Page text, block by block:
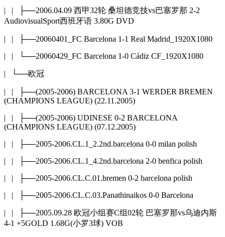
| | ├──2006.04.09 西甲32轮 桑坦德竞技vs巴塞罗那 2-2
AudiovisualSport西班牙语 3.80G DVD
| | ├──20060401_FC Barcelona 1-1 Real Madrid_1920X1080
| | └──20060429_FC Barcelona 1-0 Cádiz CF_1920X1080
| └──欧冠
| | ├──(2005-2006) BARCELONA 3-1 WERDER BREMEN
(CHAMPIONS LEAGUE) (22.11.2005)
| | ├──(2005-2006) UDINESE 0-2 BARCELONA
(CHAMPIONS LEAGUE) (07.12.2005)
| | ├──2005-2006.CL.1_2.2nd.barcelona 0-0 milan polish
| | ├──2005-2006.CL.1_4.2nd.barcelona 2-0 benfica polish
| | ├──2005-2006.CL.C.01.bremen 0-2 barcelona polish
| | ├──2005-2006.CL.C.03.Panathinaikos 0-0 Barcelona
| | ├──2005.09.28 欧冠小组赛C组02轮 巴塞罗那vs乌迪内斯
4-1 +5GOLD 1.68G(小罗3球) VOB